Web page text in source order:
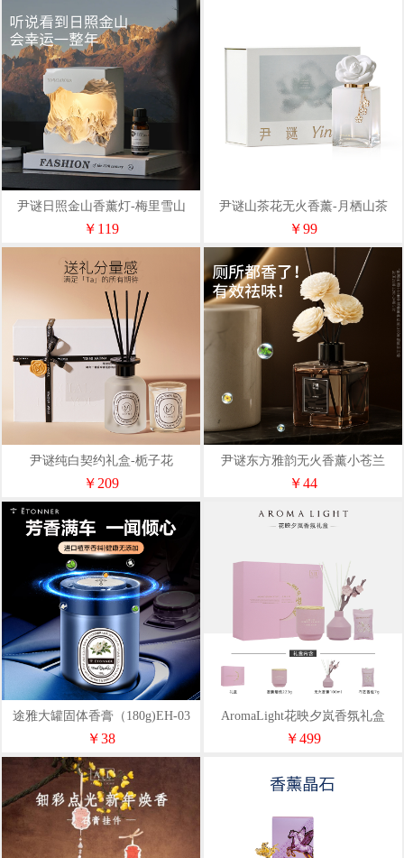
尹谜日照金山香薰灯-梅里雪山
￥119
尹谜山茶花无火香薰-月栖山茶
200ml
￥99
尹谜纯白契约礼盒-栀子花
￥209
尹谜东方雅韵无火香薰小苍兰
200ml
￥44
途雅大罐固体香膏（180g)EH-03
￥38
AromaLight花映夕岚香氛礼盒
￥499